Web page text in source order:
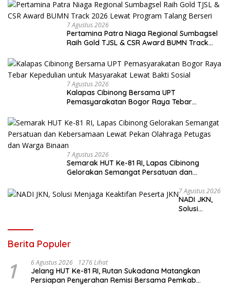
7 Agustus 2026
Pertamina Patra Niaga Regional Sumbagsel
Raih Gold TJSL & CSR Award BUMN Track
7 Agustus 2026
Kalapas Cibinong Bersama UPT
Pemasyarakatan Bogor Raya Tebar
Sosial
7 Agustus 2026
Semarak HUT Ke-81 RI, Lapas Cibinong
Gelorakan Semangat Persatuan dan
Petugas dan Warga Binaan
7 Agustus 2026
NADI JKN,
Solusi
Berita Populer
1 6 Agustus 2026 1276 Lihat
Jelang HUT Ke-81 RI, Rutan Sukadana Matangkan
Persiapan Penyerahan Remisi Bersama Pemkab